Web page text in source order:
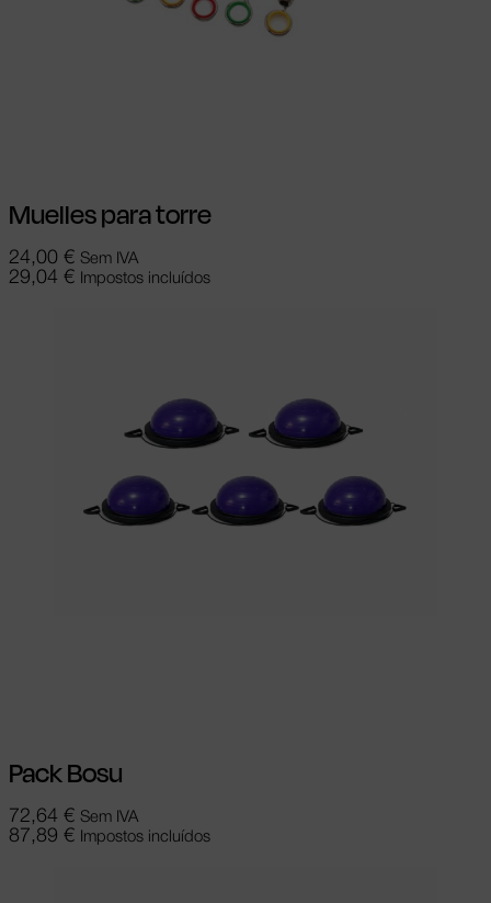
Muelles para torre
24,00 € Sem IVA
29,04 € Impostos incluídos
Pack Bosu
72,64 € Sem IVA
87,89 € Impostos incluídos